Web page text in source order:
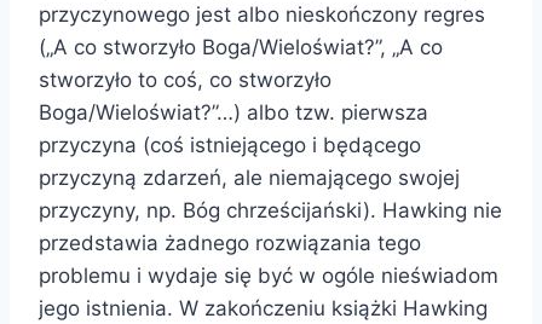
przyczynowego jest albo nieskończony regres
(„A co stworzyło Boga/Wieloświat?”, „A co
stworzyło to coś, co stworzyło
Boga/Wieloświat?”…) albo tzw. pierwsza
przyczyna (coś istniejącego i będącego
przyczyną zdarzeń, ale niemającego swojej
przyczyny, np. Bóg chrześcijański). Hawking nie
przedstawia żadnego rozwiązania tego
problemu i wydaje się być w ogóle nieświadom
jego istnienia. W zakończeniu książki Hawking